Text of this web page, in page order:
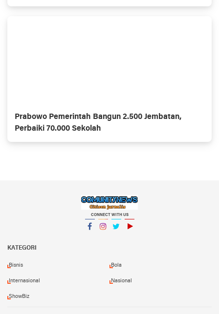
Prabowo Pemerintah Bangun 2.500 Jembatan,
Perbaiki 70.000 Sekolah
CONNECT WITH US
KATEGORI
Bisnis Bola
Internasional Nasional
ShowBiz